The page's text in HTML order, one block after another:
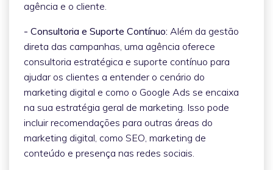
agência e o cliente.
- Consultoria e Suporte Contínuo: Além da gestão
direta das campanhas, uma agência oferece
consultoria estratégica e suporte contínuo para
ajudar os clientes a entender o cenário do
marketing digital e como o Google Ads se encaixa
na sua estratégia geral de marketing. Isso pode
incluir recomendações para outras áreas do
marketing digital, como SEO, marketing de
conteúdo e presença nas redes sociais.